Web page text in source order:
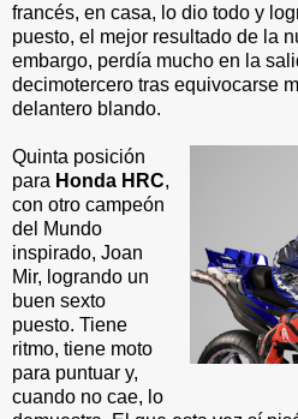
francés, en casa, lo dio todo y
puesto, el mejor resultado de la
embargo, perdía mucho en la
decimotercero tras equivocarse
delantero blando.
Quinta posición
para Honda HRC,
con otro campeón
del Mundo
inspirado, Joan
Mir, logrando un
buen sexto
puesto. Tiene
ritmo, tiene moto
para puntuar y,
cuando no cae, lo